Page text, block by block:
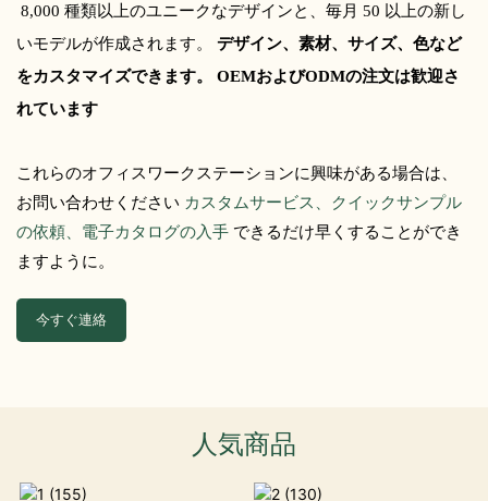
8,000 種類以上のユニークなデザインと、毎月 50 以上の新し
いモデルが作成されます。 デザイン、素材、サイズ、色など
をカスタマイズできます。 OEMおよびODMの注文は歓迎さ
れています
これらのオフィスワークステーションに興味がある場合は、
お問い合わせください カスタムサービス、クイックサンプル
の依頼、電子カタログの入手 できるだけ早くすることができ
ますように。
今すぐ連絡
人気商品